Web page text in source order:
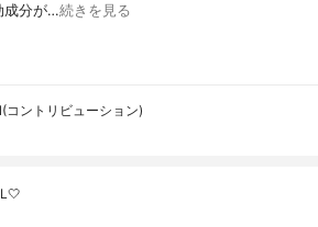
成分が…続きを見る
コントリビューション)